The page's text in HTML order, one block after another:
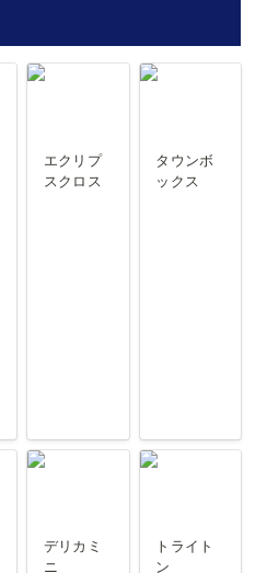
エクリプス
エクリプ
スクロス
タウンボッ
タウンボ
ックス
デリカミニ
デリカミ
ニ
トライトン
トライト
ン